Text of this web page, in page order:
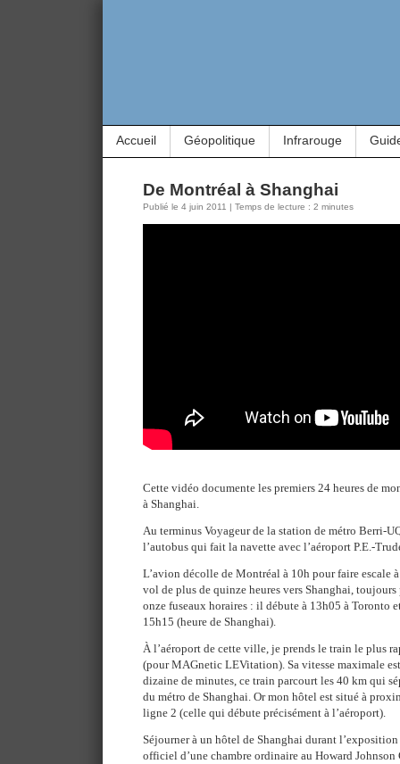
Accueil Géopolitique Infrarouge
De Montréal à Shanghai
Publié le 4 juin 2011 | Temps de lecture : 2 minutes
Cette vidéo documente les premiers 24 heures de
à Shanghai.
Au terminus Voyageur de la station de métro Berri-
l’autobus qui fait la navette avec l’aéroport P.E.-
L’avion décolle de Montréal à 10h pour faire escale
vol de plus de quinze heures vers Shanghai,
onze fuseaux horaires : il débute à 13h05 à Toronto
15h15 (heure de Shanghai).
À l’aéroport de cette ville, je prends le train le plus
(pour MAGnetic LEVitation). Sa vitesse maximale
dizaine de minutes, ce train parcourt les 40 km qui
du métro de Shanghai. Or mon hôtel est situé à
ligne 2 (celle qui débute précisément à l’aéroport).
Séjourner à un hôtel de Shanghai durant
officiel d’une chambre ordinaire au Howard